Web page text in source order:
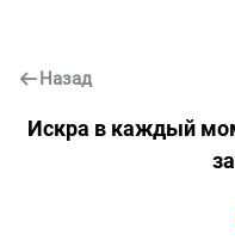
Назад
Искра в каждый